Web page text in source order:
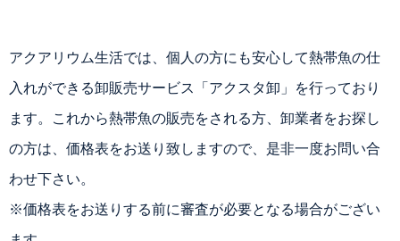
アクアリウム生活では、個人の方にも安心して熱帯魚の仕
入れができる卸販売サービス「アクスタ卸」を行っており
ます。これから熱帯魚の販売をされる方、卸業者をお探し
の方は、価格表をお送り致しますので、是非一度お問い合
わせ下さい。
※価格表をお送りする前に審査が必要となる場合がござい